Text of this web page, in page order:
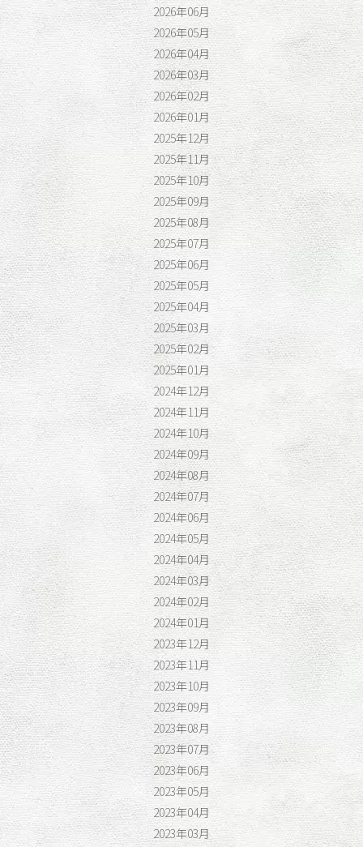
2026年06月
2026年05月
2026年04月
2026年03月
2026年02月
2026年01月
2025年12月
2025年11月
2025年10月
2025年09月
2025年08月
2025年07月
2025年06月
2025年05月
2025年04月
2025年03月
2025年02月
2025年01月
2024年12月
2024年11月
2024年10月
2024年09月
2024年08月
2024年07月
2024年06月
2024年05月
2024年04月
2024年03月
2024年02月
2024年01月
2023年12月
2023年11月
2023年10月
2023年09月
2023年08月
2023年07月
2023年06月
2023年05月
2023年04月
2023年03月